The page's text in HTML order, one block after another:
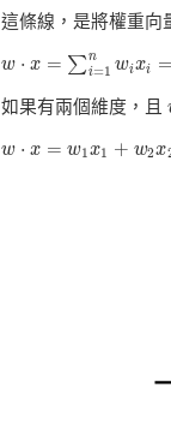
這條線，是將權重向
w ⋅ x = ∑n
i=1 wixi =
w⋅ x =∑i= 1nw x i=0
如果有兩個維度，且
w ⋅ x = w1x1 + w2x
w⋅ x =w1 x1+w x2 =1⋅x